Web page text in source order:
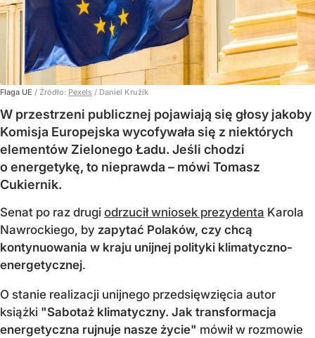
Flaga UE / Źródło: Pexels / Daniel Kružík
W przestrzeni publicznej pojawiają się głosy jakoby
Komisja Europejska wycofywała się z niektórych
elementów Zielonego Ładu. Jeśli chodzi
o energetykę, to nieprawda – mówi Tomasz
Cukiernik.
Senat po raz drugi odrzucił wniosek prezydenta Karola
Nawrockiego, by zapytać Polaków, czy chcą
kontynuowania w kraju unijnej polityki klimatyczno-
energetycznej.
O stanie realizacji unijnego przedsięwzięcia autor
książki "Sabotaż klimatyczny. Jak transformacja
energetyczna rujnuje nasze życie" mówił w rozmowie